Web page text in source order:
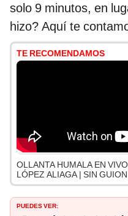
solo 9 minutos, en
hizo? Aquí te
TE RECOMENDAMOS
OLLANTA HUMALA EN
LÓPEZ ALIAGA | SIN
PUEDES VER: